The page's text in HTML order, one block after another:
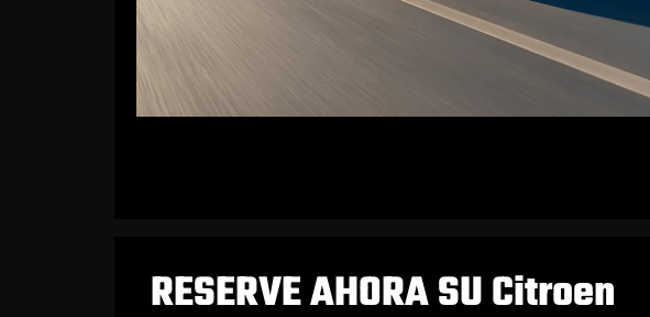
RESERVE AHORA SU Citroen